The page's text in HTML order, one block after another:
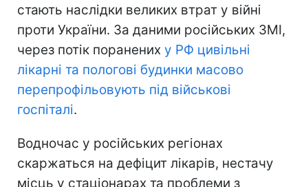
стають наслідки великих втрат у війні
проти України. За даними російських ЗМІ,
через потік поранених у РФ цивільні
лікарні та пологові будинки масово
перепрофільовують під військові
госпіталі.
Водночас у російських регіонах
скаржаться на дефіцит лікарів, нестачу
місць у стаціонарах та проблеми з